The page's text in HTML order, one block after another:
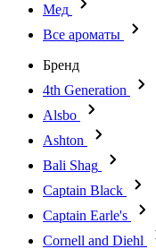
Мед
Все ароматы
Бренд
4th Generation
Alsbo
Ashton
Bali Shag
Captain Black
Captain Earle's
Cornell and Diehl